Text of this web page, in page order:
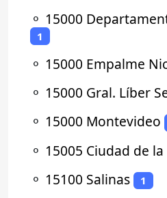
⚬ 15000
1
⚬ 15000 Empalme
⚬ 15000 Gral. Líber
⚬ 15000 Montevideo
⚬ 15005 Ciudad de la
⚬ 15100 Salinas 1